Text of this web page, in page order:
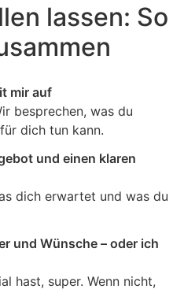
lassen: So
mir auf
besprechen, was du
dich tun kann.
und einen klaren
dich erwartet und was du
und Wünsche – oder ich
hast, super. Wenn nicht,